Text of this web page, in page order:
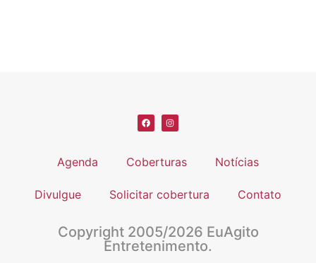
Agenda Coberturas Notícias
Divulgue Solicitar cobertura Contato
Copyright 2005/2026 EuAgito
Entretenimento.